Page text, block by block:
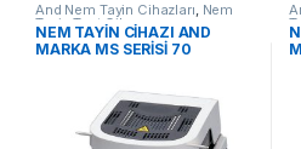
And Nem Tayin Cihazları, Nem
Tayin Test Cihazı
NEM TAYİN CİHAZI AND
MARKA MS SERİSİ 70